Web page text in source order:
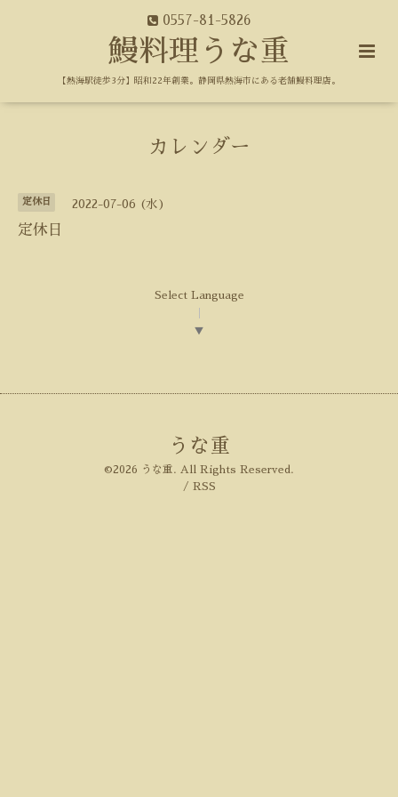
0557-81-5826
鰻料理うな重
【熱海駅徒歩3分】昭和22年創業。静岡県熱海市にある老舗鰻料理店。
カレンダー
定休日 2022-07-06 (水)
定休日
Select Language
▼
うな重
©2026 うな重. All Rights Reserved.
/ RSS